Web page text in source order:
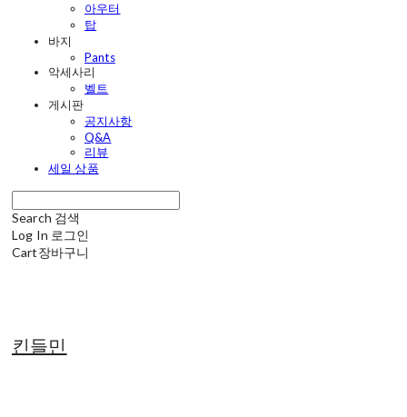
아우터
탑
바지
Pants
악세사리
벨트
게시판
공지사항
Q&A
리뷰
세일 상품
Search 검색
Log In 로그인
Cart장바구니
킨들민